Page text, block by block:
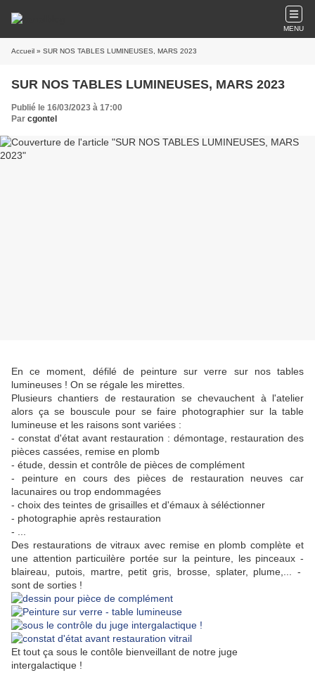
MENU
Accueil » SUR NOS TABLES LUMINEUSES, MARS 2023
SUR NOS TABLES LUMINEUSES, MARS 2023
Publié le 16/03/2023 à 17:00
Par cgontel
En ce moment, défilé de peinture sur verre sur nos tables
lumineuses ! On se régale les mirettes.
Plusieurs chantiers de restauration se chevauchent à l'atelier
alors ça se bouscule pour se faire photographier sur la table
lumineuse et les raisons sont variées :
- constat d'état avant restauration : démontage, restauration des
pièces cassées, remise en plomb
- étude, dessin et contrôle de pièces de complément
- peinture en cours des pièces de restauration neuves car
lacunaires ou trop endommagées
- choix des teintes de grisailles et d'émaux à séléctionner
- photographie après restauration
- ...
Des restaurations de vitraux avec remise en plomb complète et
une attention particuilère portée sur la peinture, les pinceaux -
blaireau, putois, martre, petit gris, brosse, splater, plume,... -
sont de sorties !
Et tout ça sous le contôle bienveillant de notre juge
intergalactique !